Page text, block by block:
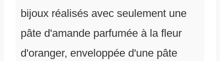
bijoux réalisés avec seulement une
pâte d'amande parfumée à la fleur
d'oranger, enveloppée d'une pâte